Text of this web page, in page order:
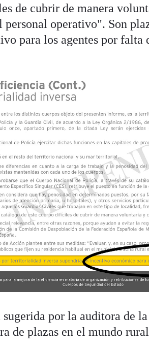
de cubrir de manera
operativo". Son
para los agentes por falta
por la auditora de
de plazas en el mundo